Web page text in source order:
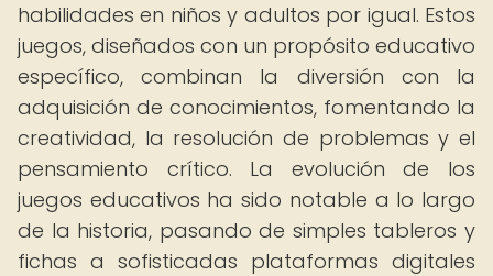
habilidades en niños y adultos por igual. Estos
juegos, diseñados con un propósito educativo
específico, combinan la diversión con la
adquisición de conocimientos, fomentando la
creatividad, la resolución de problemas y el
pensamiento crítico. La evolución de los
juegos educativos ha sido notable a lo largo
de la historia, pasando de simples tableros y
fichas a sofisticadas plataformas digitales